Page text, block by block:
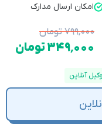
امکان ارسال مدارک
۷۹۹٬۰۰۰ تومان
۳۴۹٬۰۰۰ تومان